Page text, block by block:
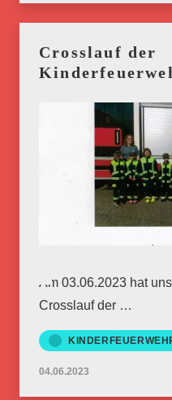
Crosslauf der
Am 03.06.2023 hat
Crosslauf der …
04.06.2023